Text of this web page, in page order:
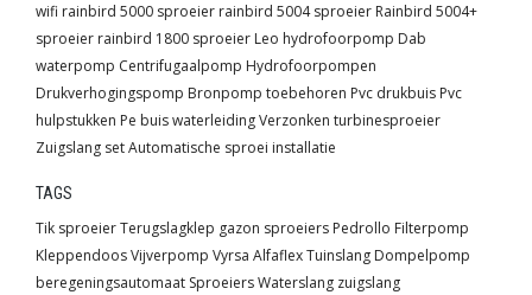
wifi rainbird 5000 sproeier rainbird 5004 sproeier Rainbird 5004+
sproeier rainbird 1800 sproeier Leo hydrofoorpomp Dab
waterpomp Centrifugaalpomp Hydrofoorpompen
Drukverhogingspomp Bronpomp toebehoren Pvc drukbuis Pvc
hulpstukken Pe buis waterleidingVerzonken turbinesproeier
Zuigslang setAutomatische sproei installatie
TAGS
Tik sproeierTerugslagklep gazon sproeiers Pedrollo Filterpomp
KleppendoosVijverpomp Vyrsa AlfaflexTuinslang Dompelpomp
beregeningsautomaat SproeiersWaterslang zuigslang